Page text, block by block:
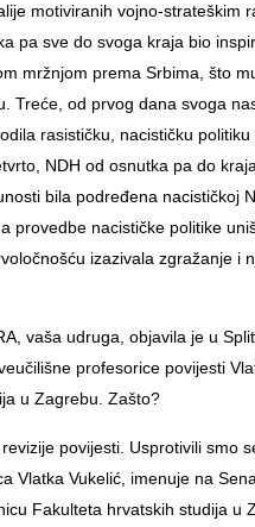
motiviranih vojno-strateškim
pa sve do svoga kraja bio
mržnjom prema Srbima, što
Treće, od prvog dana svoga
rasističku, nacističku politiku
NDH od osnutka pa do
bila podređena nacističkoj
provedbe nacističke politike
izazivala zgražanje i
vaša udruga, objavila je u
profesorice povijesti
u Zagrebu. Zašto?
povijesti. Usprotivili smo
Vlatka Vukelić, imenuje na
Fakulteta hrvatskih studija u